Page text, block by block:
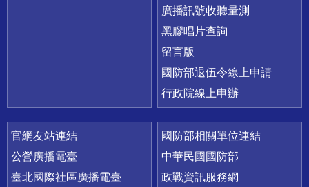
廣播訊號收聽量測
黑膠唱片查詢
留言版
國防部退伍令線上申請
行政院線上申辦
官網友站連結
公營廣播電臺
臺北國際社區廣播電臺
國防部相關單位連結
中華民國國防部
政戰資訊服務網